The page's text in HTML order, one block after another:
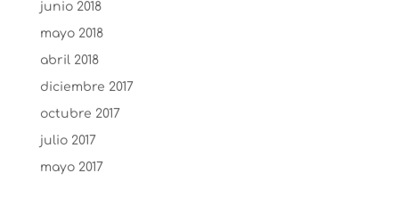
junio 2018
mayo 2018
abril 2018
diciembre 2017
octubre 2017
julio 2017
mayo 2017